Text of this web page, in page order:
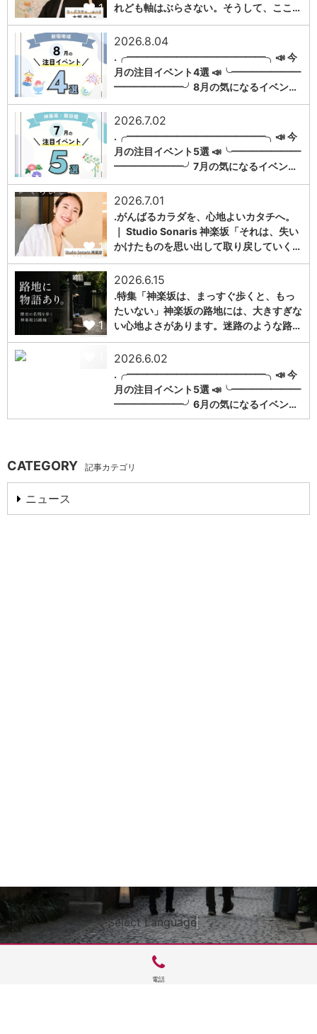
1
れども軸はぶらさない。そうして、ここ…
1
2026.8.04
.╭━━━━━━━━━━━━━━╮📣 今
月の注目イベント4選 📣╰━━━━━━━
━━━━━━━╯8月の気になるイベン…
1
2026.7.02
.╭━━━━━━━━━━━━━━╮📣 今
月の注目イベント5選 📣╰━━━━━━━
━━━━━━━╯7月の気になるイベン…
1
2026.7.01
.がんばるカラダを、心地よいカタチへ。
｜ Studio Sonaris 神楽坂「それは、失い
かけたものを思い出して取り戻していく…
1
2026.6.15
.特集「神楽坂は、まっすぐ歩くと、もっ
たいない」神楽坂の路地には、大きすぎな
い心地よさがあります。迷路のような路…
2026.6.02
.╭━━━━━━━━━━━━━━╮📣 今
月の注目イベント5選 📣╰━━━━━━━
━━━━━━━╯6月の気になるイベン…
CATEGORY 記事カテゴリ
ニュース
Select Language▼
電話